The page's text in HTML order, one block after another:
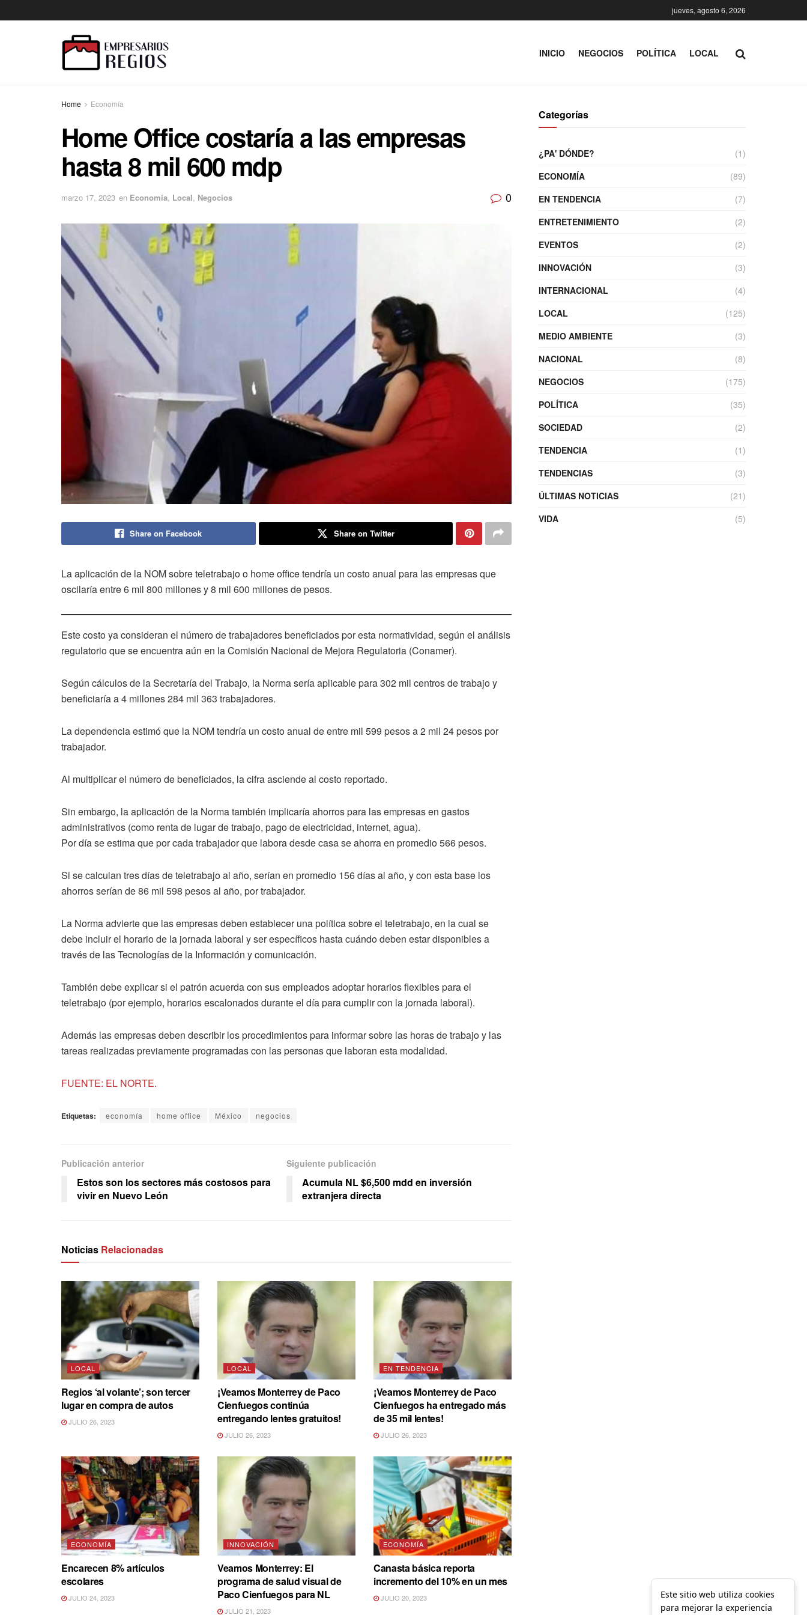
jueves, agosto 6, 2026
INICIO NEGOCIOS POLÍTICA LOCAL
Home Economía
Home Office costaría a las empresas
hasta 8 mil 600 mdp
marzo 17, 2023 en Economía, Local, Negocios 0
Share on Facebook Share on Twitter
La aplicación de la NOM sobre teletrabajo o home office tendría un costo anual para las empresas que
oscilaría entre 6 mil 800 millones y 8 mil 600 millones de pesos.
Este costo ya consideran el número de trabajadores beneficiados por esta normatividad, según el análisis
regulatorio que se encuentra aún en la Comisión Nacional de Mejora Regulatoria (Conamer).
Según cálculos de la Secretaría del Trabajo, la Norma sería aplicable para 302 mil centros de trabajo y
beneficiaría a 4 millones 284 mil 363 trabajadores.
La dependencia estimó que la NOM tendría un costo anual de entre mil 599 pesos a 2 mil 24 pesos por
trabajador.
Al multiplicar el número de beneficiados, la cifra asciende al costo reportado.
Sin embargo, la aplicación de la Norma también implicaría ahorros para las empresas en gastos
administrativos (como renta de lugar de trabajo, pago de electricidad, internet, agua).
Por día se estima que por cada trabajador que labora desde casa se ahorra en promedio 566 pesos.
Si se calculan tres días de teletrabajo al año, serían en promedio 156 días al año, y con esta base los
ahorros serían de 86 mil 598 pesos al año, por trabajador.
La Norma advierte que las empresas deben establecer una política sobre el teletrabajo, en la cual se
debe incluir el horario de la jornada laboral y ser específicos hasta cuándo deben estar disponibles a
través de las Tecnologías de la Información y comunicación.
También debe explicar si el patrón acuerda con sus empleados adoptar horarios flexibles para el
teletrabajo (por ejemplo, horarios escalonados durante el día para cumplir con la jornada laboral).
Además las empresas deben describir los procedimientos para informar sobre las horas de trabajo y las
tareas realizadas previamente programadas con las personas que laboran esta modalidad.
FUENTE: EL NORTE.
Etiquetas: economía home office México negocios
Publicación anterior
Estos son los sectores más costosos para
vivir en Nuevo León
Siguiente publicación
Acumula NL $6,500 mdd en inversión
extranjera directa
Noticias Relacionadas
LOCAL
Regios ‘al volante’; son tercer
lugar en compra de autos
JULIO 26, 2023
LOCAL
¡Veamos Monterrey de Paco
Cienfuegos continúa
entregando lentes gratuitos!
JULIO 26, 2023
EN TENDENCIA
¡Veamos Monterrey de Paco
Cienfuegos ha entregado más
de 35 mil lentes!
JULIO 26, 2023
ECONOMÍA
Encarecen 8% artículos
escolares
JULIO 24, 2023
INNOVACIÓN
Veamos Monterrey: El
programa de salud visual de
Paco Cienfuegos para NL
JULIO 21, 2023
ECONOMÍA
Canasta básica reporta
incremento del 10% en un mes
JULIO 20, 2023
Categorías
¿PA' DÓNDE?
(1)
ECONOMÍA
(89)
EN TENDENCIA
(7)
ENTRETENIMIENTO
(2)
EVENTOS
(2)
INNOVACIÓN
(3)
INTERNACIONAL
(4)
LOCAL
(125)
MEDIO AMBIENTE
(3)
NACIONAL
(8)
NEGOCIOS
(175)
POLÍTICA
(35)
SOCIEDAD
(2)
TENDENCIA
(1)
TENDENCIAS
(3)
ÚLTIMAS NOTICIAS
(21)
VIDA
(5)
Este sitio web utiliza cookies
para mejorar la experiencia